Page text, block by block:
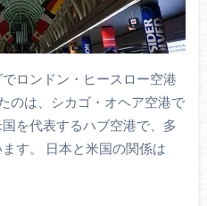
ロンドン・ヒースロー空港
のは、シカゴ・オヘア空港で
を代表するハブ空港で、多
す。 日本と米国の関係は